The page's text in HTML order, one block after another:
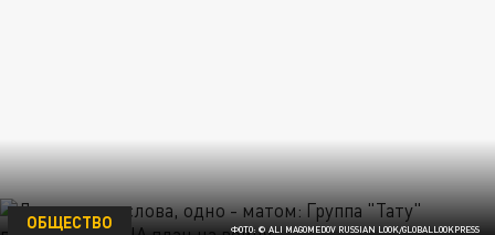
ФОТО: © ALI MAGOMEDOV RUSSIAN LOOK/GLOBALLOOKPRESS
ОБЩЕСТВО